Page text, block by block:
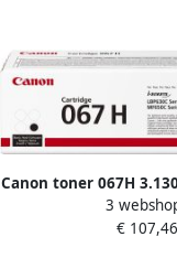
Canon toner 067H
OEM3
€ 107,46